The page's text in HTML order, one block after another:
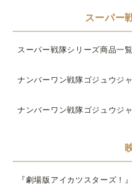
スーパー
スーパー戦隊シリーズ商品一覧
ナンバーワン戦隊ゴジュウジ
ナンバーワン戦隊ゴジュウジ
『劇場版アイカツスターズ